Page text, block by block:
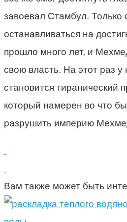
завоевал Стамбул. Только
останавливаться на
прошло много лет, и
свою власть. На этот раз у
становится тиранический
который намерен во что
разрушить империю
Вам также может быть